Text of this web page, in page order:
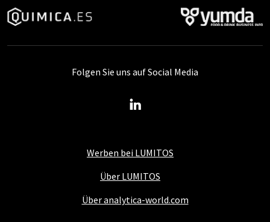
Werben bei LUMITOS
Über LUMITOS
Über analytica-world.com
Folgen Sie uns auf Social Media